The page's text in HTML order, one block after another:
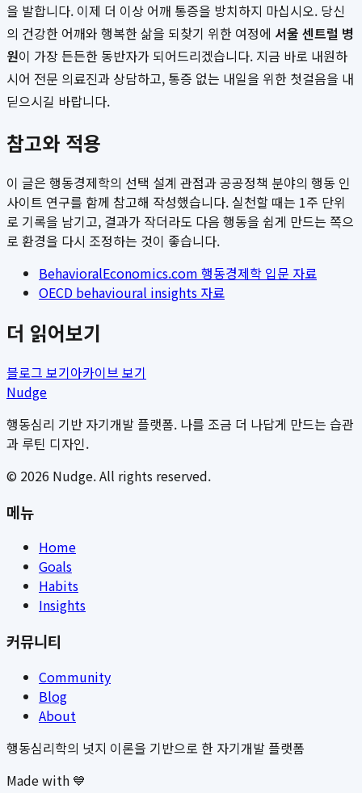
을 발합니다. 이제 더 이상 어깨 통증을 방치하지 마십시오. 당신
의 건강한 어깨와 행복한 삶을 되찾기 위한 여정에 서울 센트럴 병
원이 가장 든든한 동반자가 되어드리겠습니다. 지금 바로 내원하
시어 전문 의료진과 상담하고, 통증 없는 내일을 위한 첫걸음을 내
딛으시길 바랍니다.
참고와 적용
이 글은 행동경제학의 선택 설계 관점과 공공정책 분야의 행동 인
사이트 연구를 함께 참고해 작성했습니다. 실천할 때는 1주 단위
로 기록을 남기고, 결과가 작더라도 다음 행동을 쉽게 만드는 쪽으
로 환경을 다시 조정하는 것이 좋습니다.
BehavioralEconomics.com 행동경제학 입문 자료
OECD behavioural insights 자료
더 읽어보기
블로그 보기아카이브 보기
Nudge
행동심리 기반 자기개발 플랫폼. 나를 조금 더 나답게 만드는 습관
과 루틴 디자인.
© 2026 Nudge. All rights reserved.
메뉴
Home
Goals
Habits
Insights
커뮤니티
Community
Blog
About
행동심리학의 넛지 이론을 기반으로 한 자기개발 플랫폼
Made with 💙